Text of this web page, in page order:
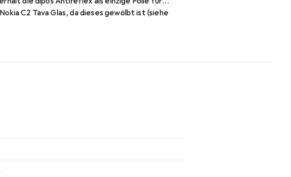
C2 Tava Glas, da dieses gewölbt ist (siehe
verdrängt die Luft beim Aufbringen
Nokia C2 Tava optimiert.